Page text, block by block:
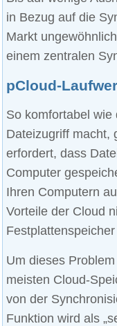
in Bezug auf die
Markt
einem zentralen
pCloud-
So komfortabel wie
Dateizugriff macht,
erfordert, dass
Computer
Ihren Computern
Vorteile der Cloud
Um dieses
meisten Cloud-
von der
Funktion wird als